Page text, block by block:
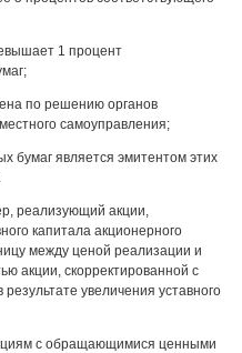
1 процент
по решению органов
самоуправления;
бумаг является эмитентом этих
реализующий акции,
капитала акционерного
между ценой реализации и
акции, скорректированной с
увеличения уставного
с обращающимися ценными